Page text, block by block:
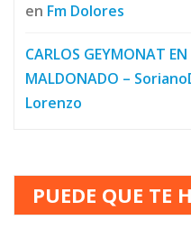
en Fm Dolores
CARLOS GEYMONAT
MALDONADO –
Lorenzo
PUEDE QUE TE